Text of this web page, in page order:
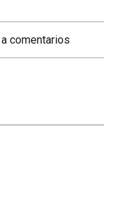
comentarios